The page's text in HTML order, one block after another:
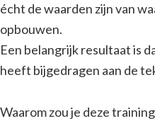
écht de waarden zijn van
opbouwen.
Een belangrijk resultaat is
heeft bijgedragen aan de
Waarom zou je deze